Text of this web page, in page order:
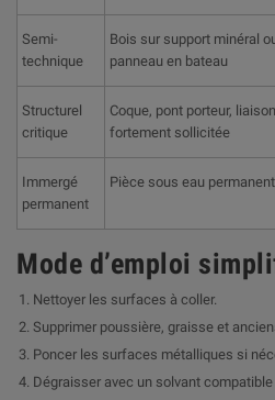
Semi-
technique
Bois sur support minéral
panneau en bateau
Structurel
critique
Coque, pont porteur, liaison
fortement sollicitée
Immergé
permanent
Pièce sous eau
Mode d’emploi
Nettoyer les surfaces à coller.
Supprimer poussière, graisse et
Poncer les surfaces métalliques si
Dégraisser avec un solvant